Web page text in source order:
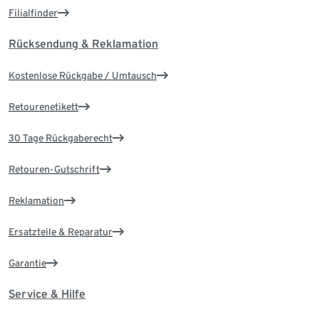
Filialfinder
Rücksendung & Reklamation
Kostenlose Rückgabe / Umtausch
Retourenetikett
30 Tage Rückgaberecht
Retouren-Gutschrift
Reklamation
Ersatzteile & Reparatur
Garantie
Service & Hilfe